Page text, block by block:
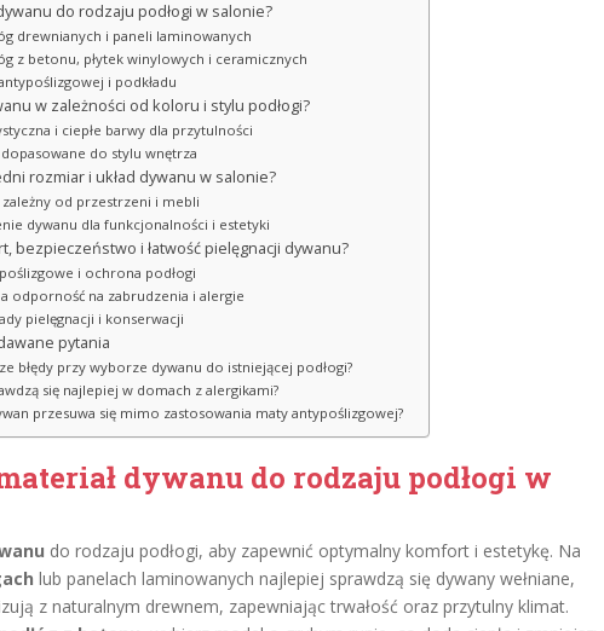
do rodzaju podłogi w salonie?
drewnianych i paneli laminowanych
z betonu, płytek winylowych i ceramicznych
i podkładu
w zależności od koloru i stylu podłogi?
i ciepłe barwy dla przytulności
do stylu wnętrza
rozmiar i układ dywanu w salonie?
od przestrzeni i mebli
dywanu dla funkcjonalności i estetyki
bezpieczeństwo i łatwość pielęgnacji dywanu?
i ochrona podłogi
a odporność na zabrudzenia i alergie
pielęgnacji i konserwacji
pytania
błędy przy wyborze dywanu do istniejącej podłogi?
się najlepiej w domach z alergikami?
przesuwa się mimo zastosowania maty antypoślizgowej?
dywanu do rodzaju podłogi w
do rodzaju podłogi, aby zapewnić optymalny komfort i estetykę. Na
lub panelach laminowanych najlepiej sprawdzą się dywany wełniane,
z naturalnym drewnem, zapewniając trwałość oraz przytulny klimat.